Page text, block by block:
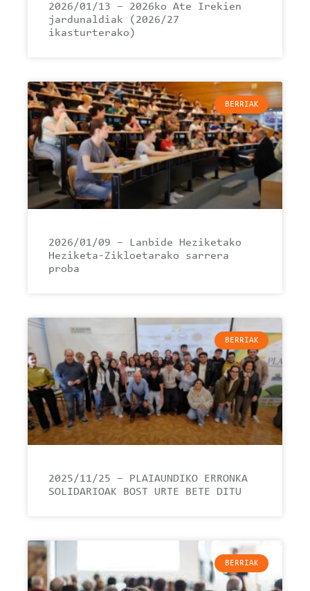
2026/01/13 – 2026ko Ate Irekien
jardunaldiak (2026/27
ikasturterako)
BERRIAK
2026/01/09 – Lanbide Heziketako
Heziketa-Zikloetarako sarrera
proba
BERRIAK
2025/11/25 – PLAIAUNDIKO ERRONKA
SOLIDARIOAK BOST URTE BETE DITU
BERRIAK